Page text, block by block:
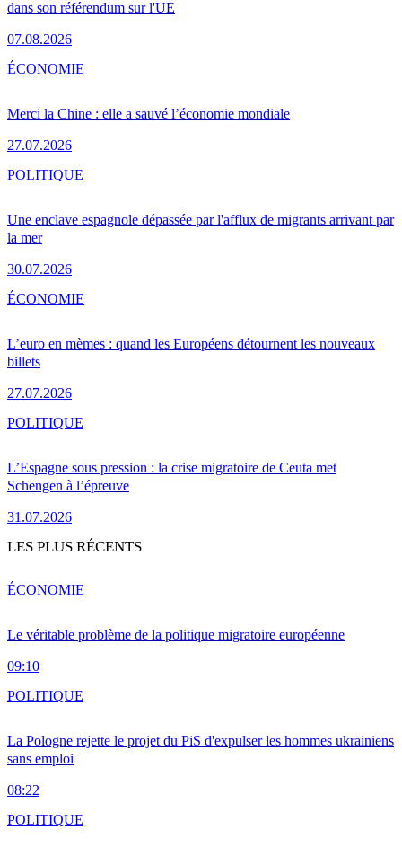
dans son référendum sur l'UE
07.08.2026
Merci la Chine : elle a sauvé l’économie mondiale
27.07.2026
ÉCONOMIE
Une enclave espagnole dépassée par l'afflux de migrants arrivant par
la mer
30.07.2026
POLITIQUE
L’euro en mèmes : quand les Européens détournent les nouveaux
billets
27.07.2026
ÉCONOMIE
L’Espagne sous pression : la crise migratoire de Ceuta met
Schengen à l’épreuve
31.07.2026
POLITIQUE
LES PLUS RÉCENTS
Le véritable problème de la politique migratoire européenne
09:10
ÉCONOMIE
La Pologne rejette le projet du PiS d'expulser les hommes ukrainiens
sans emploi
08:22
POLITIQUE
POLITIQUE